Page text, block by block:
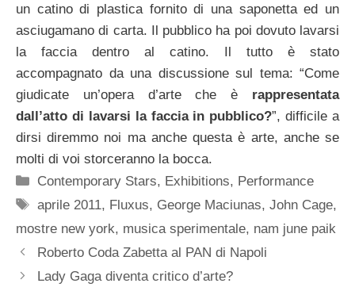
un catino di plastica fornito di una saponetta ed un
asciugamano di carta. Il pubblico ha poi dovuto lavarsi
la faccia dentro al catino. Il tutto è stato
accompagnato da una discussione sul tema: “Come
giudicate un’opera d’arte che è rappresentata
dall’atto di lavarsi la faccia in pubblico?”, difficile a
dirsi diremmo noi ma anche questa è arte, anche se
molti di voi storceranno la bocca.
Categorie
Contemporary Stars, Exhibitions, Performance
Tag
aprile 2011, Fluxus, George Maciunas,John Cage,
mostre new york, musica sperimentale, nam june paik
Roberto Coda Zabetta al PAN di Napoli
Lady Gaga diventa critico d’arte?